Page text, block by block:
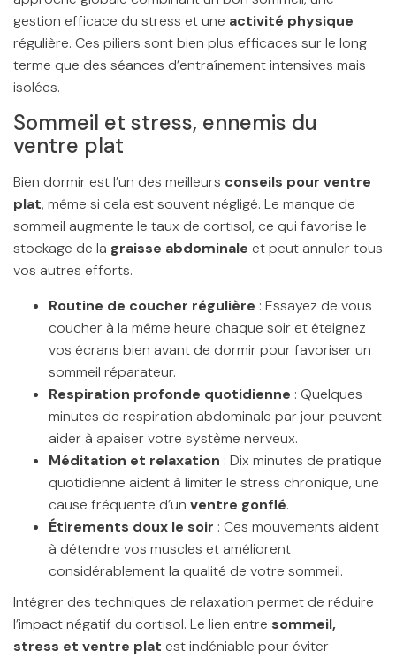
gestion efficace du stress et une activité physique
régulière. Ces piliers sont bien plus efficaces sur le long
terme que des séances d’entraînement intensives mais
isolées.
Sommeil et stress, ennemis du
ventre plat
Bien dormir est l’un des meilleurs conseils pour ventre
plat, même si cela est souvent négligé. Le manque de
sommeil augmente le taux de cortisol, ce qui favorise le
stockage de la graisse abdominale et peut annuler tous
vos autres efforts.
Routine de coucher régulière : Essayez de vous
coucher à la même heure chaque soir et éteignez
vos écrans bien avant de dormir pour favoriser un
sommeil réparateur.
Respiration profonde quotidienne : Quelques
minutes de respiration abdominale par jour peuvent
aider à apaiser votre système nerveux.
Méditation et relaxation : Dix minutes de pratique
quotidienne aident à limiter le stress chronique, une
cause fréquente d’un ventre gonflé.
Étirements doux le soir : Ces mouvements aident
à détendre vos muscles et améliorent
considérablement la qualité de votre sommeil.
Intégrer des techniques de relaxation permet de réduire
l’impact négatif du cortisol. Le lien entre sommeil,
stress et ventre plat est indéniable pour éviter